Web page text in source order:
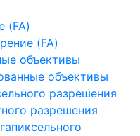
(FA)
(FA)
объективы
объективы
разрешения
разрешения